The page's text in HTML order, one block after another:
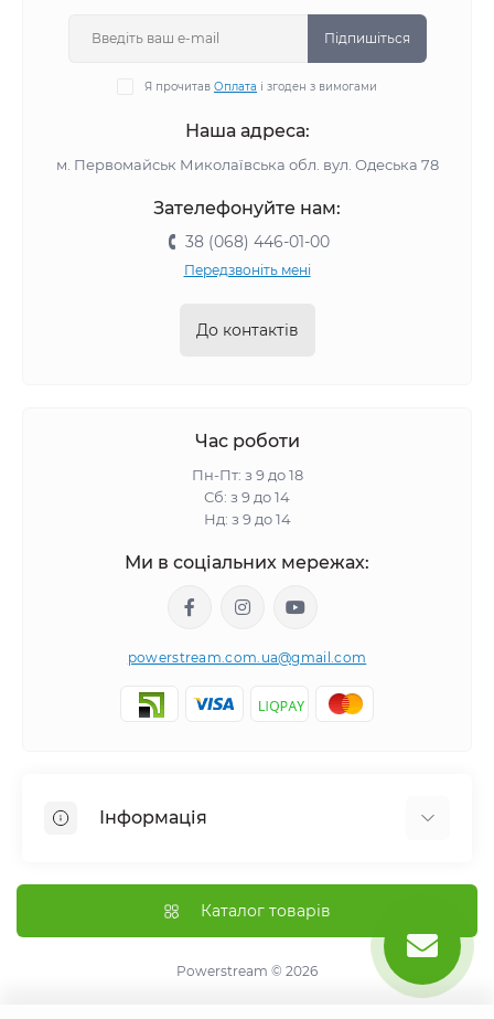
Підпишіться
Я прочитав Оплата і згоден з вимогами
Наша адреса:
м. Первомайськ Миколаївська обл. вул. Одеська 78
Зателефонуйте нам:
38 (068) 446-01-00
Передзвоніть мені
До контактів
Час роботи
Пн-Пт: з 9 до 18
Сб: з 9 до 14
Нд: з 9 до 14
Ми в соціальних мережах:
powerstream.com.ua@gmail.com
Інформація
Про магазин
Каталог товарів
Powerstream © 2026